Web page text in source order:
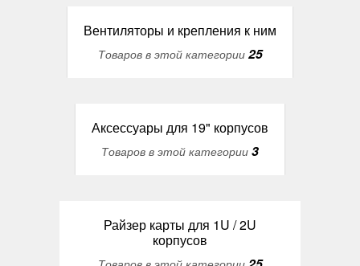
Вентиляторы и крепления к ним
Товаров в этой категории 25
Аксессуары для 19" корпусов
Товаров в этой категории 3
Райзер карты для 1U / 2U
корпусов